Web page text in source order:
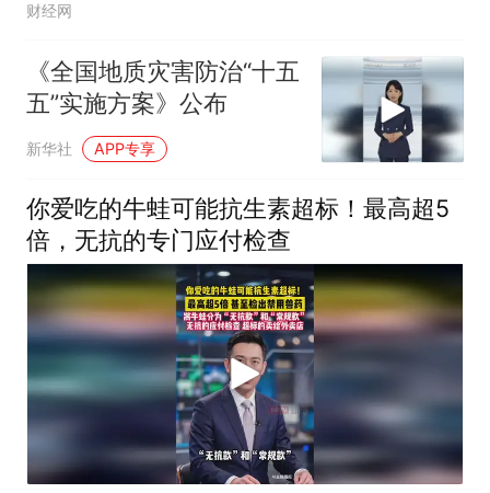
财经网
《全国地质灾害防治“十五
五”实施方案》公布
新华社 APP专享
你爱吃的牛蛙可能抗生素超标！最高超5
倍，无抗的专门应付检查